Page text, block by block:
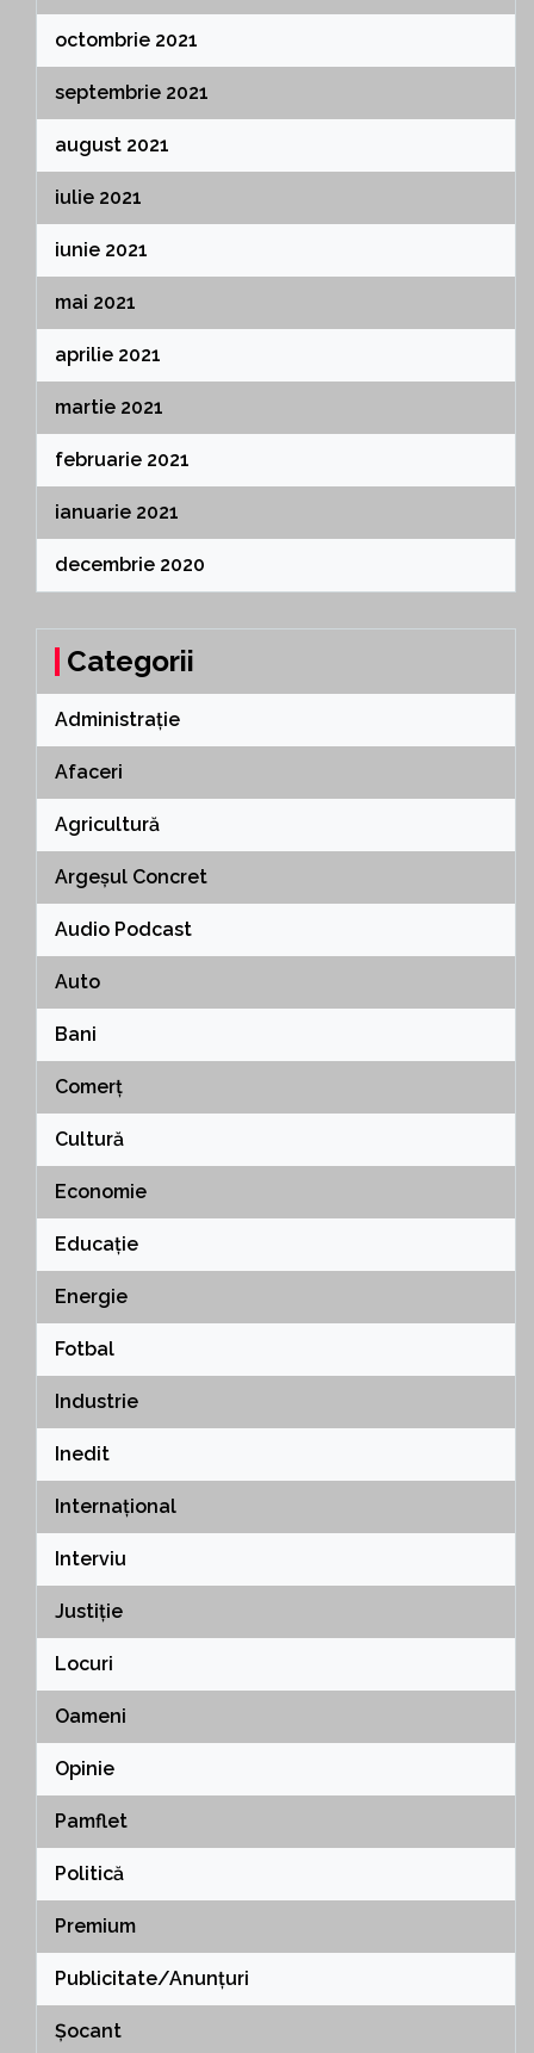
octombrie 2021
septembrie 2021
august 2021
iulie 2021
iunie 2021
mai 2021
aprilie 2021
martie 2021
februarie 2021
ianuarie 2021
decembrie 2020
Categorii
Administrație
Afaceri
Agricultură
Argeșul Concret
Audio Podcast
Auto
Bani
Comerț
Cultură
Economie
Educație
Energie
Fotbal
Industrie
Inedit
Internațional
Interviu
Justiție
Locuri
Oameni
Opinie
Pamflet
Politică
Premium
Publicitate/Anunțuri
Șocant